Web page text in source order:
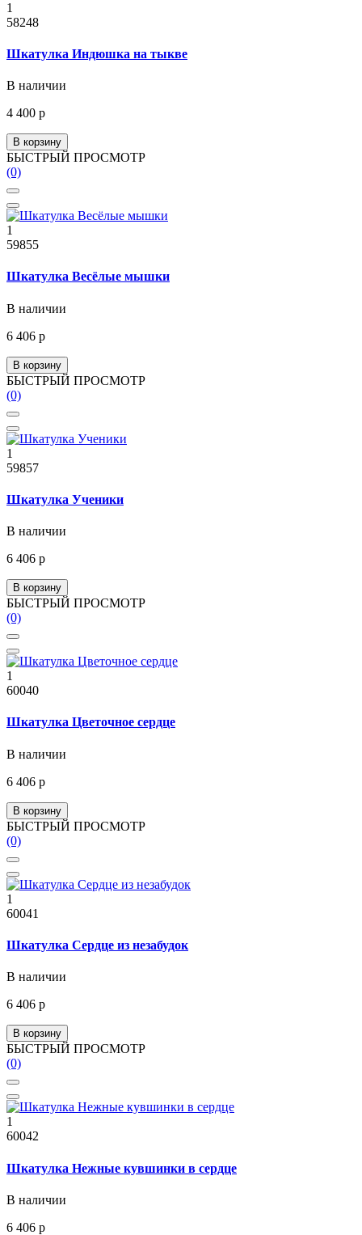
1
58248
Шкатулка Индюшка на тыкве
В наличии
4 400 р
В корзину
БЫСТРЫЙ ПРОСМОТР
(0)
1
59855
Шкатулка Весёлые мышки
В наличии
6 406 р
В корзину
БЫСТРЫЙ ПРОСМОТР
(0)
1
59857
Шкатулка Ученики
В наличии
6 406 р
В корзину
БЫСТРЫЙ ПРОСМОТР
(0)
1
60040
Шкатулка Цветочное сердце
В наличии
6 406 р
В корзину
БЫСТРЫЙ ПРОСМОТР
(0)
1
60041
Шкатулка Сердце из незабудок
В наличии
6 406 р
В корзину
БЫСТРЫЙ ПРОСМОТР
(0)
1
60042
Шкатулка Нежные кувшинки в сердце
В наличии
6 406 р